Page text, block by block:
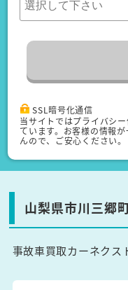
SSL暗号化通信
当サイトではプライバシ
ています。お客様の情報
んので、ご安心ください。
山梨県市川三郷
事故車買取カーネクス